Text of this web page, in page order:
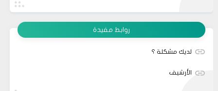
روابط مفيدة
لديك مشكلة ؟
الأرشيف